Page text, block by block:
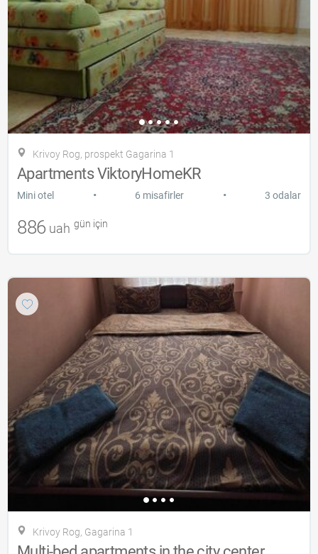
Krivoy Rog, prospekt Gagarina 1
Apartments ViktoryHomeKR
Mini otel • 6 misafirler • 3 odalar
886 uah gün için
Krivoy Rog, Gagarina 1